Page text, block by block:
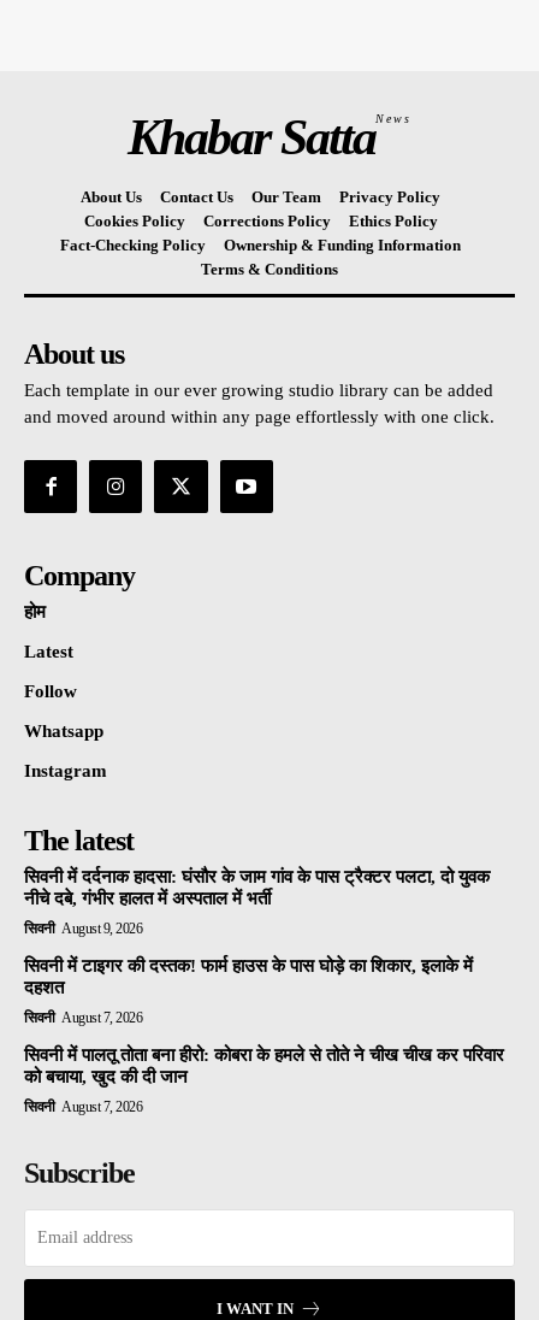
Khabar SattaNews
About Us Contact Us Our Team
Privacy Policy
Cookies Policy
Corrections Policy
Ethics Policy
Fact-Checking Policy
Ownership & Funding Information
Terms & Conditions
About us
Each template in our ever growing studio library can be added
and moved around within any page effortlessly with one click.
Company
होम
Latest
Follow
Whatsapp
Instagram
The latest
सिवनी में दर्दनाक हादसा: घंसौर के जाम गांव के पास ट्रैक्टर पलटा, दो युवक
नीचे दबे, गंभीर हालत में अस्पताल में भर्ती
सिवनी August 9, 2026
सिवनी में टाइगर की दस्तक! फार्म हाउस के पास घोड़े का शिकार, इलाके में
दहशत
सिवनी August 7, 2026
सिवनी में पालतू तोता बना हीरो: कोबरा के हमले से तोते ने चीख चीख कर परिवार
को बचाया, खुद की दी जान
सिवनी August 7, 2026
Subscribe
I WANT IN